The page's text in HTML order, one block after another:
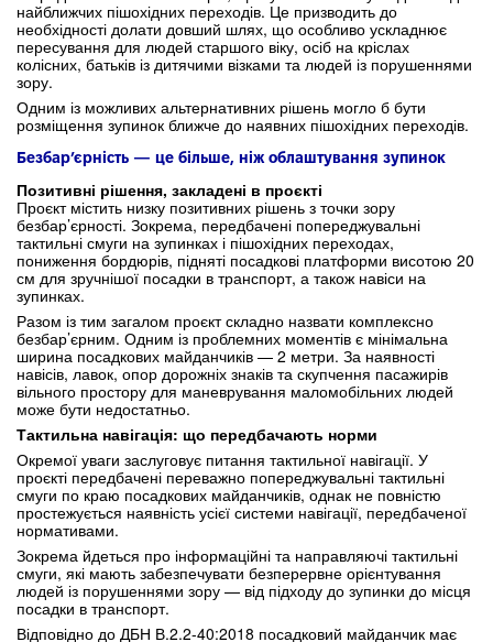
найближчих пішохідних переходів. Це призводить до
необхідності долати довший шлях, що особливо ускладнює
пересування для людей старшого віку, осіб на кріслах
колісних, батьків із дитячими візками та людей із порушеннями
зору.
Одним із можливих альтернативних рішень могло б бути
розміщення зупинок ближче до наявних пішохідних переходів.
Безбар’єрність — це більше, ніж облаштування зупинок
Позитивні рішення, закладені в проєкті
Проєкт містить низку позитивних рішень з точки зору
безбар’єрності. Зокрема, передбачені попереджувальні
тактильні смуги на зупинках і пішохідних переходах,
пониження бордюрів, підняті посадкові платформи висотою 20
см для зручнішої посадки в транспорт, а також навіси на
зупинках.
Разом із тим загалом проєкт складно назвати комплексно
безбар’єрним. Одним із проблемних моментів є мінімальна
ширина посадкових майданчиків — 2 метри. За наявності
навісів, лавок, опор дорожніх знаків та скупчення пасажирів
вільного простору для маневрування маломобільних людей
може бути недостатньо.
Тактильна навігація: що передбачають норми
Окремої уваги заслуговує питання тактильної навігації. У
проєкті передбачені переважно попереджувальні тактильні
смуги по краю посадкових майданчиків, однак не повністю
простежується наявність усієї системи навігації, передбаченої
нормативами.
Зокрема йдеться про інформаційні та направляючі тактильні
смуги, які мають забезпечувати безперервне орієнтування
людей із порушеннями зору — від підходу до зупинки до місця
посадки в транспорт.
Відповідно до ДБН В.2.2-40:2018 посадковий майданчик має